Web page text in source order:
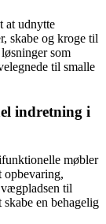
at udnytte
skabe og kroge til
som
til smalle
indretning i
møbler
opbevaring,
til
en behagelig